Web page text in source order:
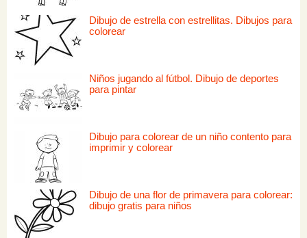
Dibujo de estrella con estrellitas. Dibujos para
colorear
Niños jugando al fútbol. Dibujo de deportes
para pintar
Dibujo para colorear de un niño contento para
imprimir y colorear
Dibujo de una flor de primavera para colorear:
dibujo gratis para niños